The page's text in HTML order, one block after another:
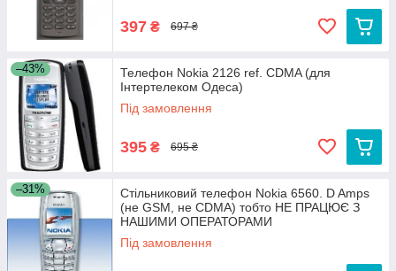
397 ₴ 697 ₴
–43%
Телефон Nokia 2126 ref. CDMA (для
Інтертелеком Одеса)
Під замовлення
395 ₴ 695 ₴
–31%
Стільниковий телефон Nokia 6560. D Amps
(не GSM, не CDMA) тобто НЕ ПРАЦЮЄ З
НАШИМИ ОПЕРАТОРАМИ
Під замовлення